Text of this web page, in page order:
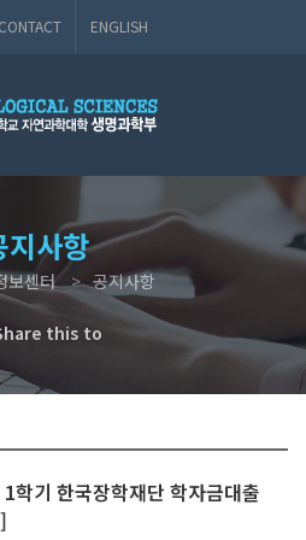
CONTACT ENGLISH
지사항
보센터 공지사항
this to
학기 한국장학재단 학자금대출